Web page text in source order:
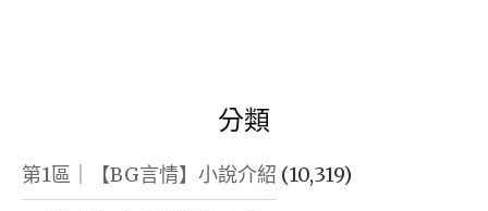
分類
第1區｜【BG言情】小說介紹 (10,319)